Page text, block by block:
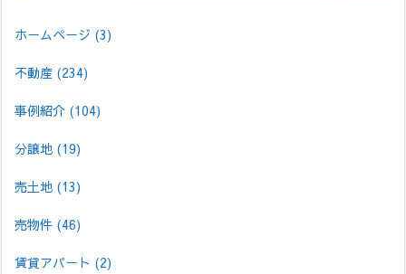
ホームページ (3)
不動産 (234)
事例紹介 (104)
分譲地 (19)
売土地 (13)
売物件 (46)
賃貸アパート (2)